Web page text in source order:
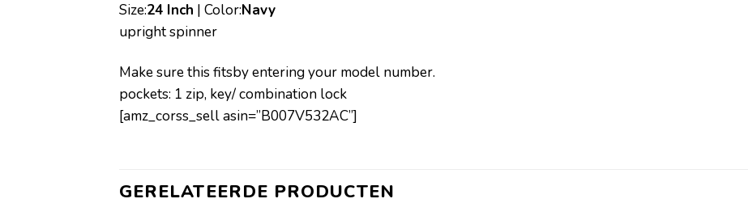
Size:24 Inch | Color:Navy
upright spinner
Make sure this fitsby entering your model number.
pockets: 1 zip, key/ combination lock
[amz_corss_sell asin=”B007V532AC”]
GERELATEERDE PRODUCTEN